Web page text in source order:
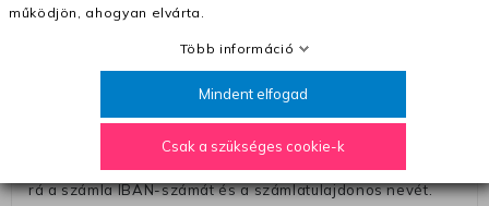
A pénz visszatérítéséhez küldjük a futárt, hogy vegye át
elküldheti. Olyan utávéttel küldött csomagot, melyne
csomagba kérjük, hogy a visszaküldés könnyebb
azonosítása érdekében tegyen egy megjegyzést, amelyre
felírja telefonszámát/rendelési számát. Az eljárás
egyszerűsítése érdekében kérjük, hogy erre a jegyre írja
rá a számla IBAN-számát és a számlatulajdonos nevét.
működjön, ahogyan elvárta.
Több információ
Mindent elfogad
Csak a szükséges cookie-k